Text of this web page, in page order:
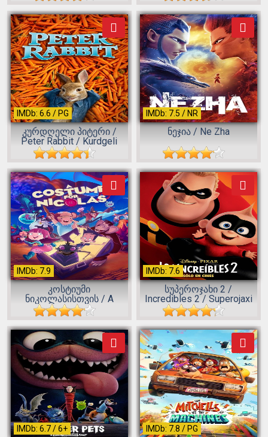
IMDb: 6.6 / PG
კურდღელი პიტერი /
Peter Rabbit / Kurdgeli
Piteri...
IMDb: 7.5 / NR
ნეჯია / Ne Zha
IMDb: 7.9
კოსტიუმი
ნიკოლასისთვის / A
Costume for Nicholas / A...
IMDb: 7.6
სუპეროჯახი 2 /
Incredibles 2 / Superojaxi
2...
IMDb: 6.7 / 6+ IMDb: 7.8 / PG